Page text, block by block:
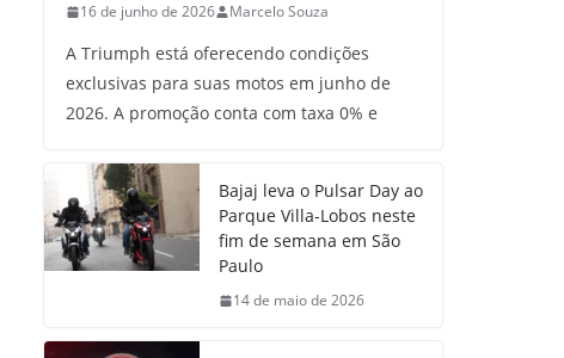
16 de junho de 2026 Marcelo Souza
A Triumph está oferecendo condições
exclusivas para suas motos em junho de
2026. A promoção conta com taxa 0% e
Bajaj leva o Pulsar Day ao
Parque Villa-Lobos neste
fim de semana em São
Paulo
14 de maio de 2026